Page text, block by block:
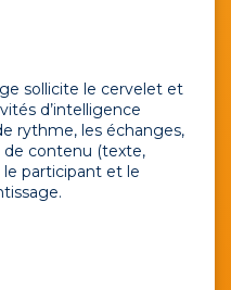
sollicite le cervelet et
d’intelligence
rythme, les échanges,
de contenu (texte,
le participant et le